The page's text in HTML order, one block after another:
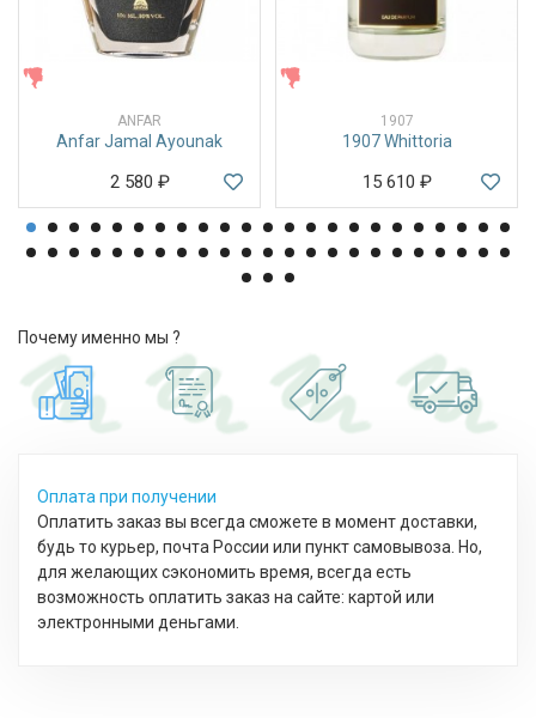
ANFAR
Anfar Jamal Ayounak
2 580 ₽
1907
1907 Whittoria
15 610 ₽
Почему именно мы ?
Оплата при получении
Оплатить заказ вы всегда сможете в момент доставки,
будь то курьер, почта России или пункт самовывоза. Но,
для желающих сэкономить время, всегда есть
возможность оплатить заказ на сайте: картой или
электронными деньгами.